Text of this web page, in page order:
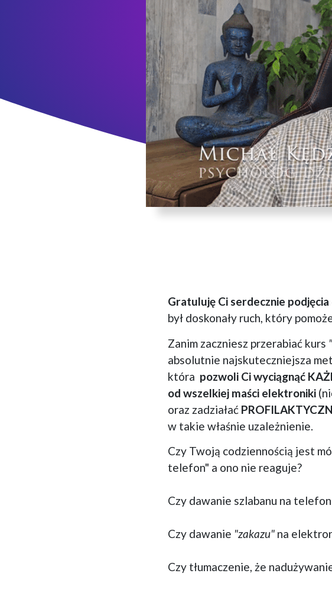
Gratuluję Ci serdecznie
był doskonały ruch, który
Zanim zaczniesz przerabiać kurs
absolutnie najskuteczniejsza
która pozwoli Ci wyciągnąć
od wszelkiej maści elektroniki
oraz zadziałać
w takie właśnie uzależnienie.
Czy Twoją codziennością jest
telefon" a ono nie reaguje?
Czy dawanie szlabanu na
Czy dawanie "zakazu" na
Czy tłumaczenie, że